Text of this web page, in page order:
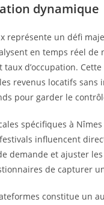
dynamique
représente un défi
en temps réel de
d’occupation.
revenus locatifs
pour garder le
spécifiques à
influencent
demande et ajuster
de capturer
constitue un